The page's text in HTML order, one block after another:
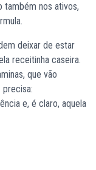
também nos ativos,
deixar de estar
receitinha caseira.
que vão
e, é claro, aquela